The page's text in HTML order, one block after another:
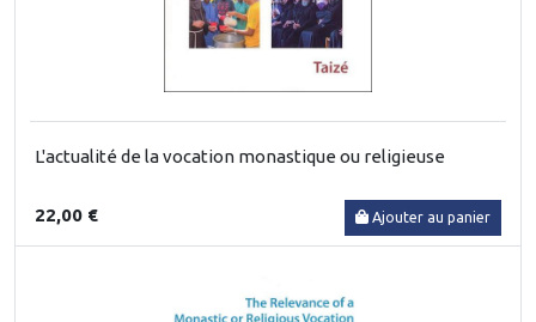
L'actualité de la vocation monastique ou religieuse
22,00 € Ajouter au panier